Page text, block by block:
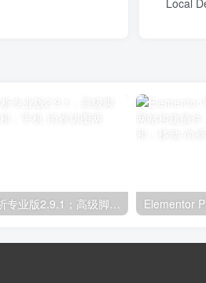
独立分析专业版2.9.1；高级脚本、插件和；手机